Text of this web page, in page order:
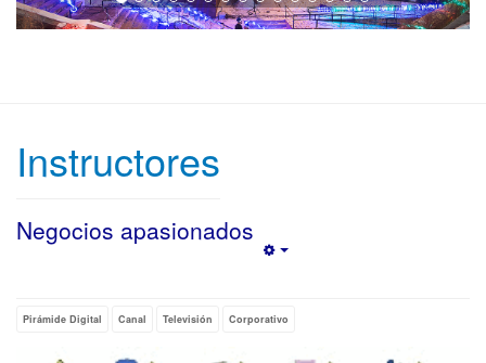
Instructores
Negocios apasionados
Pirámide Digital Canal Televisión Corporativo